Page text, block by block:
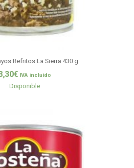
Refritos La Sierra 430 g
€ IVA incluido
Disponible